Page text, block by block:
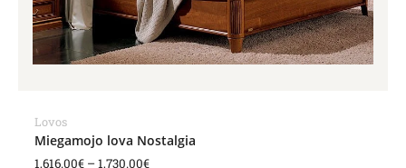
Lovos
Miegamojo lova Nostalgia
1,616.00€ –1,730.00€